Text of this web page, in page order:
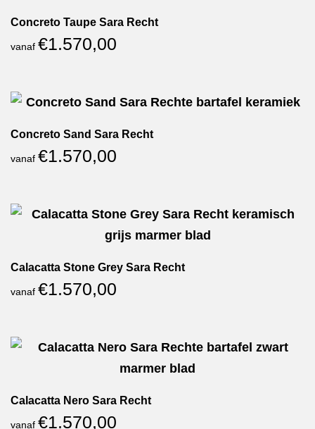
Concreto Taupe Sara Recht
vanaf €1.570,00
Concreto Sand Sara Recht
vanaf €1.570,00
Calacatta Stone Grey Sara Recht
vanaf €1.570,00
Calacatta Nero Sara Recht
vanaf €1.570,00